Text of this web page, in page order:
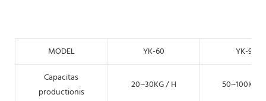
MODEL YK-60
YK-90
Capacitas
productionis
20~30KG / H 50~100KG /